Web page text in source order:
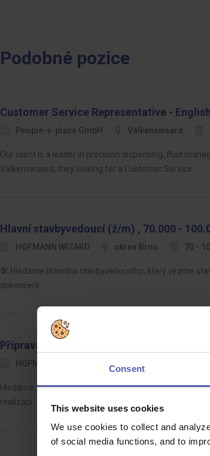
Consent
This website uses cookies
We use cookies to collect and
of social media functions, and to
Podobné pozice
Customer Service Representative - English
People-s-place GmbH Valkenswaard
Our client is a leader in precision dispensing, fluid
Valkenswaard, they looking for a Customer Service…
Hlavní stavbyvedoucí (ž/m) , 70.000 -
HOFMANN WIZARD okres Brno 70 -
🛠️ Hledáme hlavního stavbyvedoucího, který vezme
dokončení.
Přípravář pozemních staveb (ž/m)
HOFMANN WIZARD
Hledáme zkušeného přípraváře pozemních staveb,
realizaci